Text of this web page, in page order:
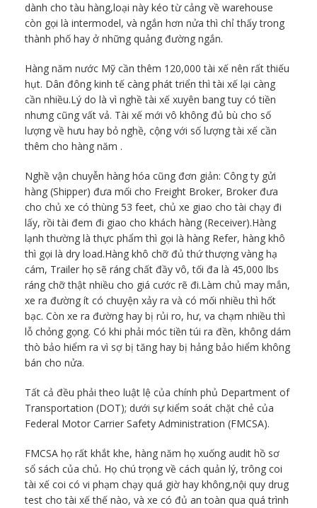
dành cho tàu hàng,loại này kéo từ cảng về warehouse
còn gọi là intermodel, và ngắn hơn nửa thì chỉ thấy trong
thành phố hay ở những quảng đường ngắn.
Hàng năm nước Mỹ cần thêm 120,000 tài xế nên rất thiếu
hụt. Dân đông kinh tế càng phát triển thì tài xế lại càng
cần nhiều.Lý do là vì nghề tài xế xuyên bang tuy có tiền
nhưng cũng vất vả. Tài xế mới vô không đủ bù cho số
lượng về hưu hay bỏ nghề, cộng với số lượng tài xế cần
thêm cho hàng năm .
Nghề vận chuyễn hàng hóa cũng đơn giản: Công ty gửi
hàng (Shipper) đưa mối cho Freight Broker, Broker đưa
cho chủ xe có thùng 53 feet, chủ xe giao cho tài chạy đi
lấy, rồi tài đem đi giao cho khách hàng (Receiver).Hàng
lạnh thường là thực phẩm thì gọi là hàng Refer, hàng khô
thì gọi là dry load.Hàng khô chỡ đủ thứ thượng vàng hạ
cám, Trailer họ sẽ ráng chất đầy vô, tối đa là 45,000 lbs
ráng chỡ thật nhiều cho giá cước rẽ đi.Làm chủ may mắn,
xe ra đường ít có chuyện xảy ra và có mối nhiều thì hốt
bạc. Còn xe ra đường hay bị rủi ro, hư, va chạm nhiều thì
lỗ chỏng gọng. Có khi phải móc tiền túi ra đền, không dám
thò bảo hiểm ra vì sợ bị tăng hay bị hảng bảo hiểm không
bán cho nửa.
Tất cả đều phải theo luật lệ của chính phủ Department of
Transportation (DOT); dưới sự kiểm soát chặt chẻ của
Federal Motor Carrier Safety Administration (FMCSA).
FMCSA họ rất khắt khe, hàng năm họ xuống audit hồ sơ
sổ sách của chủ. Họ chú trọng về cách quản lý, trông coi
tài xế coi có vi phạm chạy quá giờ hay không,nội quy drug
test cho tài xế thế nào, và xe có đủ an toàn qua quá trình